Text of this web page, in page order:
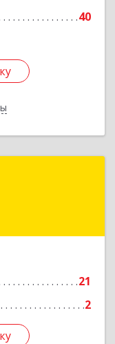
40
21
2
округ
Подробнее